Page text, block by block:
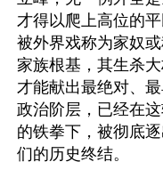
才得以爬上高位的
被外界戏称为家奴
家族根基，其生杀
才能献出最绝对、
政治阶层，已经在
的铁拳下，被彻底
们的历史终结。